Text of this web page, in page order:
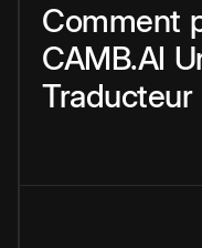
Comment
CAMB.AI
Traducteur